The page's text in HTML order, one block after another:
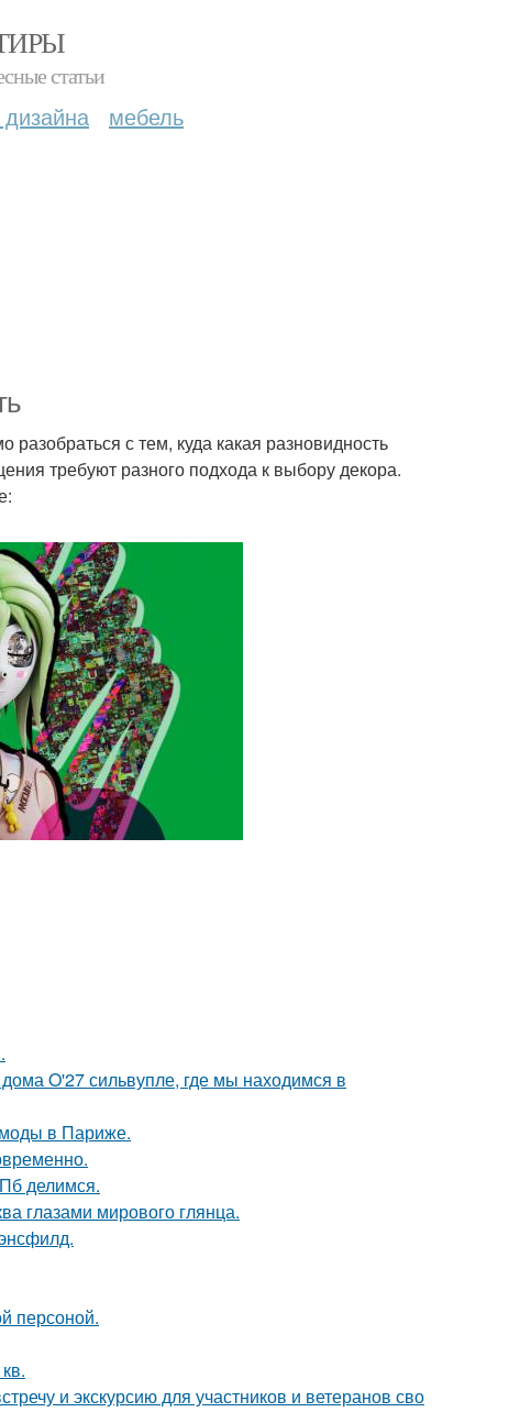
статьи
мебель
с тем, куда какая разновидность
требуют разного подхода к выбору декора.
O'27 сильвупле, где мы находимся в
в Париже.
делимся.
глазами мирового глянца.
персоной.
и экскурсию для участников и ветеранов сво